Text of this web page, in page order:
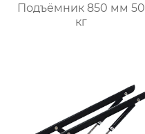
Подъёмник 850 мм 50
кг